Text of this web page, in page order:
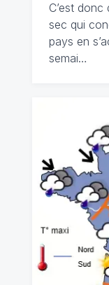
C’est donc
sec qui
pays en
semai…